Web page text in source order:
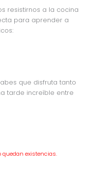
resistirnos a la cocina
para aprender a
que disfruta tanto
tarde increíble entre
quedan existencias.